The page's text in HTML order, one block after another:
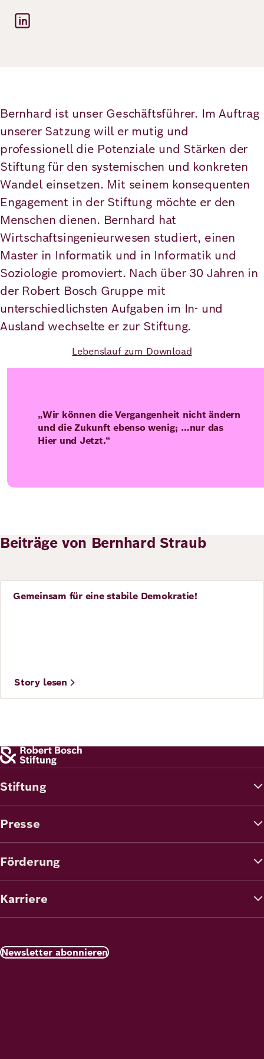
Karriere
Publikationen
Veranstaltungen
Robert
Bosch
Academy
Deutsch Englisch
Einrichtungen
Migration
Ukraine
Bernhard ist unser Geschäftsführer. Im Auftrag
unserer Satzung will er mutig und
professionell die Potenziale und Stärken der
Stiftung für den systemischen und konkreten
Wandel einsetzen. Mit seinem konsequenten
Engagement in der Stiftung möchte er den
Menschen dienen. Bernhard hat
Wirtschaftsingenieurwesen studiert, einen
Master in Informatik und in Informatik und
Soziologie promoviert. Nach über 30 Jahren in
der Robert Bosch Gruppe mit
unterschiedlichsten Aufgaben im In- und
Ausland wechselte er zur Stiftung.
Lebenslauf zum Download
„Wir können die Vergangenheit nicht ändern
und die Zukunft ebenso wenig; …nur das
Hier und Jetzt.“
Beiträge von Bernhard Straub
Story
Gemeinsam für eine stabile Demokratie!
Story lesen
Stiftung
Presse
Förderung
Karriere
Newsletter abonnieren